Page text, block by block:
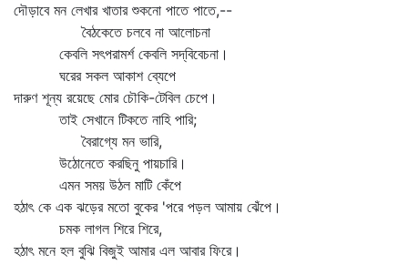
দৌড়াবে মন লেখার খাতার শুকনো পাতে পাতে,--
বৈঠকেতে চলবে না আলোচনা
কেবলি সৎপরামর্শ কেবলি সদ্‌বিবেচনা।
ঘরের সকল আকাশ ব্যেপে
দারুণ শূন্য রয়েছে মোর চৌকি-টেবিল চেপে।
তাই সেখানে টিকতে নাহি পারি;
বৈরাগ্যে মন ভারি,
উঠোনেতে করছিনু পায়চারি।
এমন সময় উঠল মাটি কেঁপে
হঠাৎ কে এক ঝড়ের মতো বুকের 'পরে পড়ল আমায় ঝেঁপে।
চমক লাগল শিরে শিরে,
হঠাৎ মনে হল বুঝি বিজুই আমার এল আবার ফিরে।